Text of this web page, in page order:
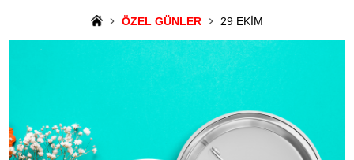
ÖZEL GÜNLER 29 EKİM